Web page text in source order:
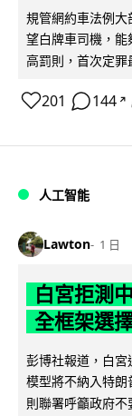
規管網約車法例
望白牌車司機，
高罰則，首次定罪
201 144 ↗
人工智能
Lawton 1 日
白宮拒測
全框架選
彭博社報道，白
模型將不納入特
則聯署呼籲政府不